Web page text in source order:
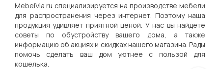
MebelVia.ru специализируется на производстве мебели
для распространения через интернет. Поэтому наша
продукция удивляет приятной ценой. У нас вы найдете
советы по обустройству вашего дома, а также
информацию об акциях и скидках нашего магазина. Рады
помочь сделать ваш дом уютнее с пользой для
кошелька.